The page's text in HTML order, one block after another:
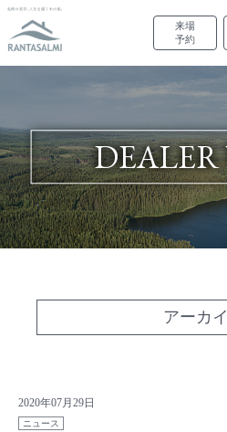
来場
予約
DEALER
アーカ
2020年07月29日
ニュース